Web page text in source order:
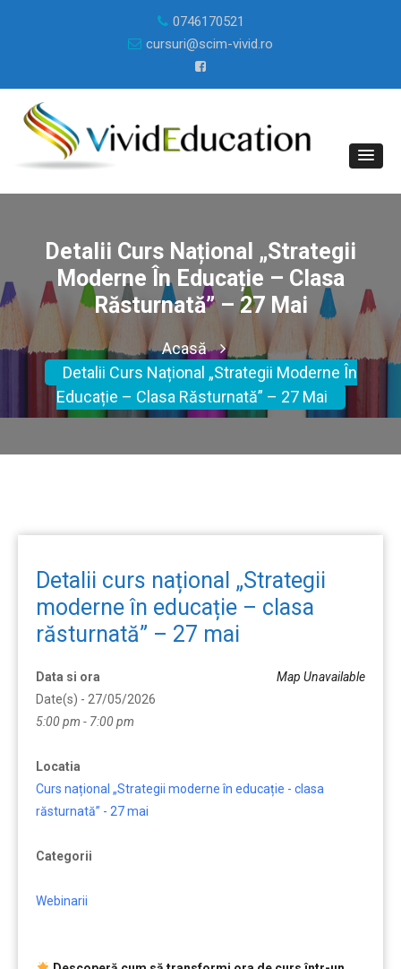
0746170521
cursuri@scim-vivid.ro
Detalii Curs Național „Strategii
Moderne În Educație – Clasa
Răsturnată” – 27 Mai
Acasă
Detalii Curs Național „Strategii Moderne În
Educație – Clasa Răsturnată” – 27 Mai
Detalii curs național „Strategii
moderne în educație – clasa
răsturnată” – 27 mai
Map Unavailable
Data si ora
Date(s) - 27/05/2026
5:00 pm - 7:00 pm
Locatia
Curs național „Strategii moderne în educație - clasa
răsturnată” - 27 mai
Categorii
Webinarii